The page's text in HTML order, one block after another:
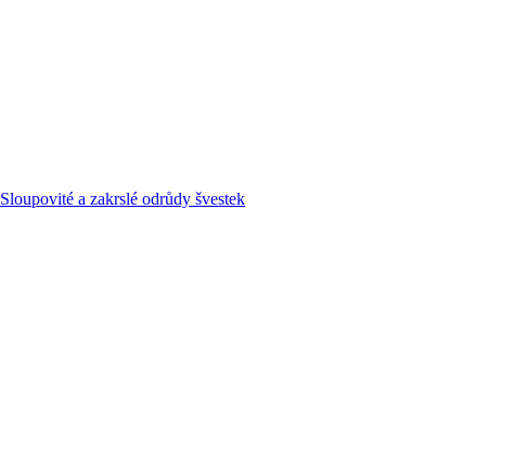
Sloupovité a zakrslé odrůdy švestek